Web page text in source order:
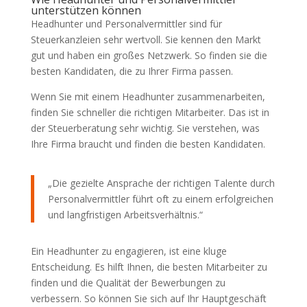
unterstützen können
Headhunter und Personalvermittler sind für
Steuerkanzleien sehr wertvoll. Sie kennen den Markt
gut und haben ein großes Netzwerk. So finden sie die
besten Kandidaten, die zu Ihrer Firma passen.
Wenn Sie mit einem Headhunter zusammenarbeiten,
finden Sie schneller die richtigen Mitarbeiter. Das ist in
der Steuerberatung sehr wichtig. Sie verstehen, was
Ihre Firma braucht und finden die besten Kandidaten.
„Die gezielte Ansprache der richtigen Talente durch
Personalvermittler führt oft zu einem erfolgreichen
und langfristigen Arbeitsverhältnis.“
Ein Headhunter zu engagieren, ist eine kluge
Entscheidung. Es hilft Ihnen, die besten Mitarbeiter zu
finden und die Qualität der Bewerbungen zu
verbessern. So können Sie sich auf Ihr Hauptgeschäft